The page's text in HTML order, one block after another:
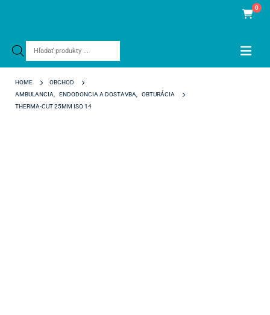
Products
0
HOME
OBCHOD
AMBULANCIA
ENDODONCIA A DOSTAVBA
OBTURÁCIA
THERMA-CUT 25MM ISO 14